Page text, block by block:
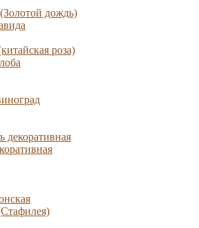
дождь)
роза)
декоративная